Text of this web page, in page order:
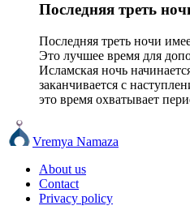
Последняя треть
Последняя треть ночи
Это лучшее время для
Исламская ночь
заканчивается с
это время охватывает
Vremya Namaza
About us
Contact
Privacy policy